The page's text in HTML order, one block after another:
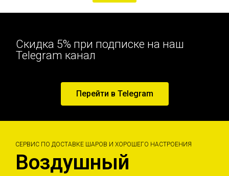
Скидка 5% при подписке на наш
Telegram канал
Перейти в Telegram
СЕРВИС ПО ДОСТАВКЕ ШАРОВ И ХОРОШЕГО НАСТРОЕНИЯ
Воздушный